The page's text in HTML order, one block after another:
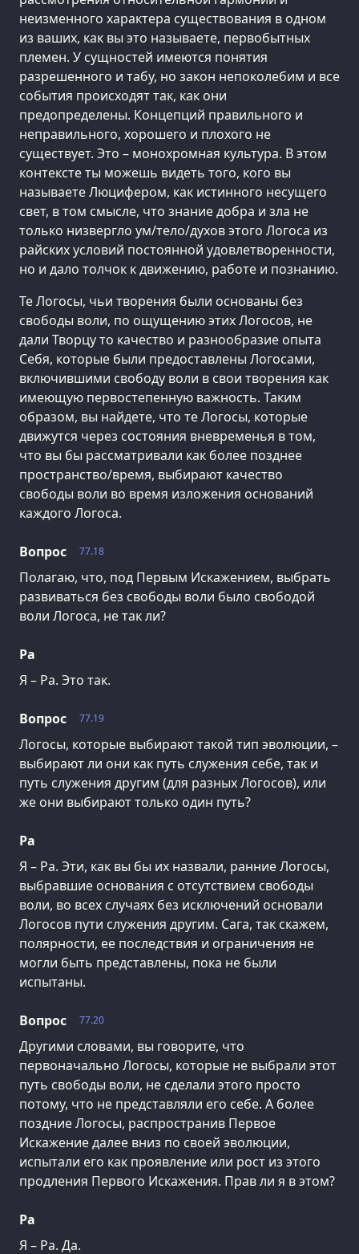
неизменного характера существования в одном
из ваших, как вы это называете, первобытных
племен. У сущностей имеются понятия
разрешенного и табу, но закон непоколебим и все
события происходят так, как они
предопределены. Концепций правильного и
неправильного, хорошего и плохого не
существует. Это – монохромная культура. В этом
контексте ты можешь видеть того, кого вы
называете Люцифером, как истинного несущего
свет, в том смысле, что знание добра и зла не
только низвергло ум/тело/духов этого Логоса из
райских условий постоянной удовлетворенности,
но и дало толчок к движению, работе и познанию.
Те Логосы, чьи творения были основаны без
свободы воли, по ощущению этих Логосов, не
дали Творцу то качество и разнообразие опыта
Себя, которые были предоставлены Логосами,
включившими свободу воли в свои творения как
имеющую первостепенную важность. Таким
образом, вы найдете, что те Логосы, которые
движутся через состояния вневременья в том,
что вы бы рассматривали как более позднее
пространство/время, выбирают качество
свободы воли во время изложения оснований
каждого Логоса.
77.18
Вопрос
Полагаю, что, под Первым Искажением, выбрать
развиваться без свободы воли было свободой
воли Логоса, не так ли?
Ра
Я – Ра. Это так.
77.19
Вопрос
Логосы, которые выбирают такой тип эволюции, –
выбирают ли они как путь служения себе, так и
путь служения другим (для разных Логосов), или
же они выбирают только один путь?
Ра
Я – Ра. Эти, как вы бы их назвали, ранние Логосы,
выбравшие основания с отсутствием свободы
воли, во всех случаях без исключений основали
Логосов пути служения другим. Сага, так скажем,
полярности, ее последствия и ограничения не
могли быть представлены, пока не были
испытаны.
77.20
Вопрос
Другими словами, вы говорите, что
первоначально Логосы, которые не выбрали этот
путь свободы воли, не сделали этого просто
потому, что не представляли его себе. А более
поздние Логосы, распространив Первое
Искажение далее вниз по своей эволюции,
испытали его как проявление или рост из этого
продления Первого Искажения. Прав ли я в этом?
Ра
Я – Ра. Да.